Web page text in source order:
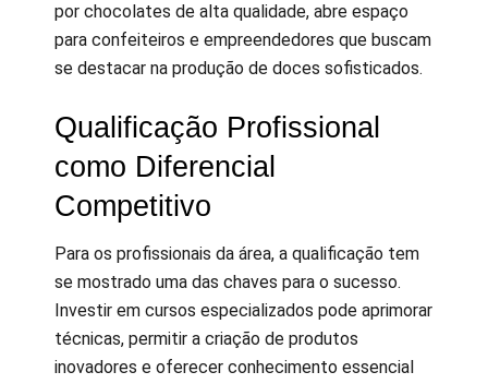
por chocolates de alta qualidade, abre espaço
para confeiteiros e empreendedores que buscam
se destacar na produção de doces sofisticados.
Qualificação Profissional
como Diferencial
Competitivo
Para os profissionais da área, a qualificação tem
se mostrado uma das chaves para o sucesso.
Investir em cursos especializados pode aprimorar
técnicas, permitir a criação de produtos
inovadores e oferecer conhecimento essencial